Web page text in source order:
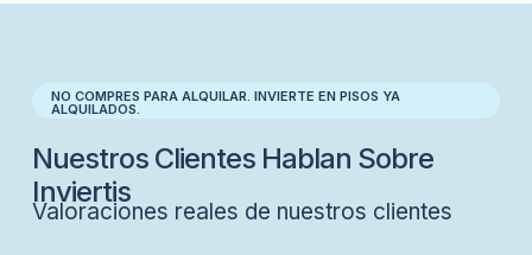
NO COMPRES PARA ALQUILAR. INVIERTE EN PISOS YA
ALQUILADOS.
Nuestros Clientes Hablan Sobre
Inviertis
Valoraciones reales de nuestros clientes